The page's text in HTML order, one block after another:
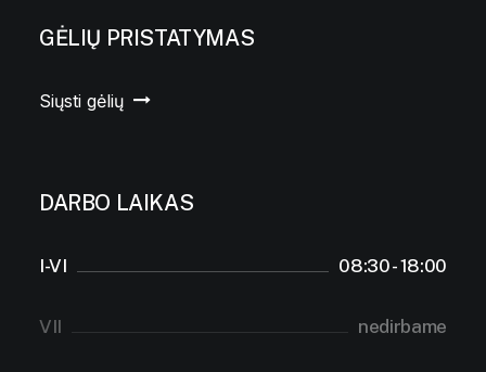
GĖLIŲ PRISTATYMAS
Siųsti gėlių
DARBO LAIKAS
I-VI 08:30 - 18:00
VII nedirbame